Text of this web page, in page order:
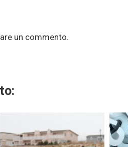
un commento.